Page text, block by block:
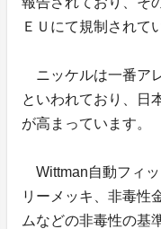
ＥＵにて規制されて
ニッケルは一番ア
といわれており、日
が高まっています。
Wittman自動フィッ
リーメッキ、非毒性
ムなどの非毒性の基